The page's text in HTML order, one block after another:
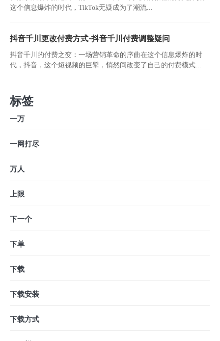
这个信息爆炸的时代，TikTok无疑成为了潮流...
抖音千川更改付费方式-抖音千川付费调整疑问
抖音千川的付费之变：一场营销革命的序曲在这个信息爆炸的时
代，抖音，这个短视频的巨擘，悄然间改变了自己的付费模式...
标签
一万
一网打尽
万人
上限
下一个
下单
下载
下载安装
下载方式